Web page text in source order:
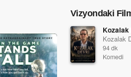
Vizyondaki
Kozalak
Kozalak
94 dk
Komedi